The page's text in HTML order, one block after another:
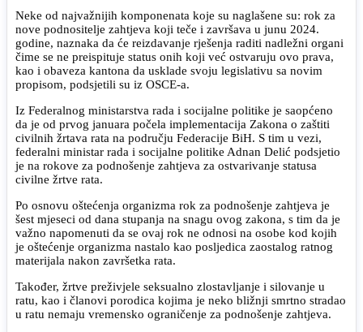
Neke od najvažnijih komponenata koje su naglašene su: rok za
nove podnositelje zahtjeva koji teče i završava u junu 2024.
godine, naznaka da će reizdavanje rješenja raditi nadležni organi
čime se ne preispituje status onih koji već ostvaruju ovo prava,
kao i obaveza kantona da usklade svoju legislativu sa novim
propisom, podsjetili su iz OSCE-a.
Iz Federalnog ministarstva rada i socijalne politike je saopćeno
da je od prvog januara počela implementacija Zakona o zaštiti
civilnih žrtava rata na području Federacije BiH. S tim u vezi,
federalni ministar rada i socijalne politike Adnan Delić podsjetio
je na rokove za podnošenje zahtjeva za ostvarivanje statusa
civilne žrtve rata.
Po osnovu oštećenja organizma rok za podnošenje zahtjeva je
šest mjeseci od dana stupanja na snagu ovog zakona, s tim da je
važno napomenuti da se ovaj rok ne odnosi na osobe kod kojih
je oštećenje organizma nastalo kao posljedica zaostalog ratnog
materijala nakon završetka rata.
Također, žrtve preživjele seksualno zlostavljanje i silovanje u
ratu, kao i članovi porodica kojima je neko bližnji smrtno stradao
u ratu nemaju vremensko ograničenje za podnošenje zahtjeva.